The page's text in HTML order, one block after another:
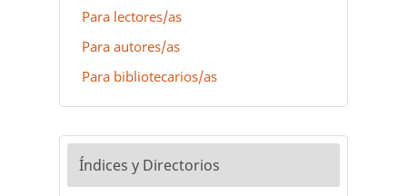
Para lectores/as
Para autores/as
Para bibliotecarios/as
Índices y Directorios